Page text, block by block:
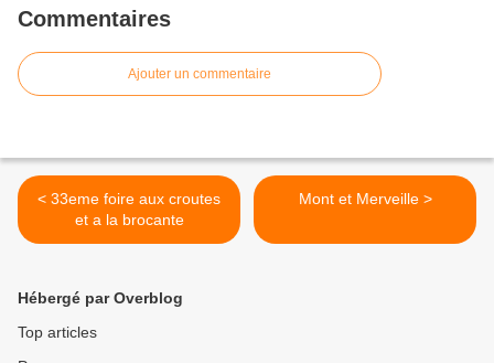
Commentaires
Ajouter un commentaire
< 33eme foire aux croutes
et a la brocante
Mont et Merveille >
Hébergé par Overblog
Top articles